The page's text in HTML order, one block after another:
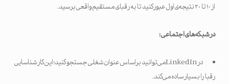
از ۱۰ تا ۲۰ نتیجه‌ی اول عبور کنید تا به رقبا‌ی مستقیم واقعی برسید.
در شبکه‌های اجتماعی:
در LinkedInمی‌توانید براساس عنوان شغلی جستجو کنید؛ این کار شناسایی
رقبا را بسیار ساده می‌کند.